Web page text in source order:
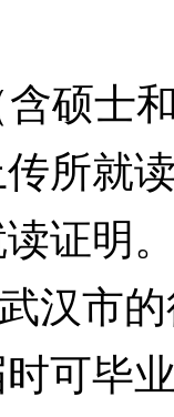
硕士
所就
证明
汉市
可毕